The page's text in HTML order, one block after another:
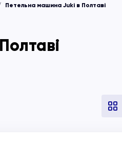
Петельна машина Juki в Полтаві